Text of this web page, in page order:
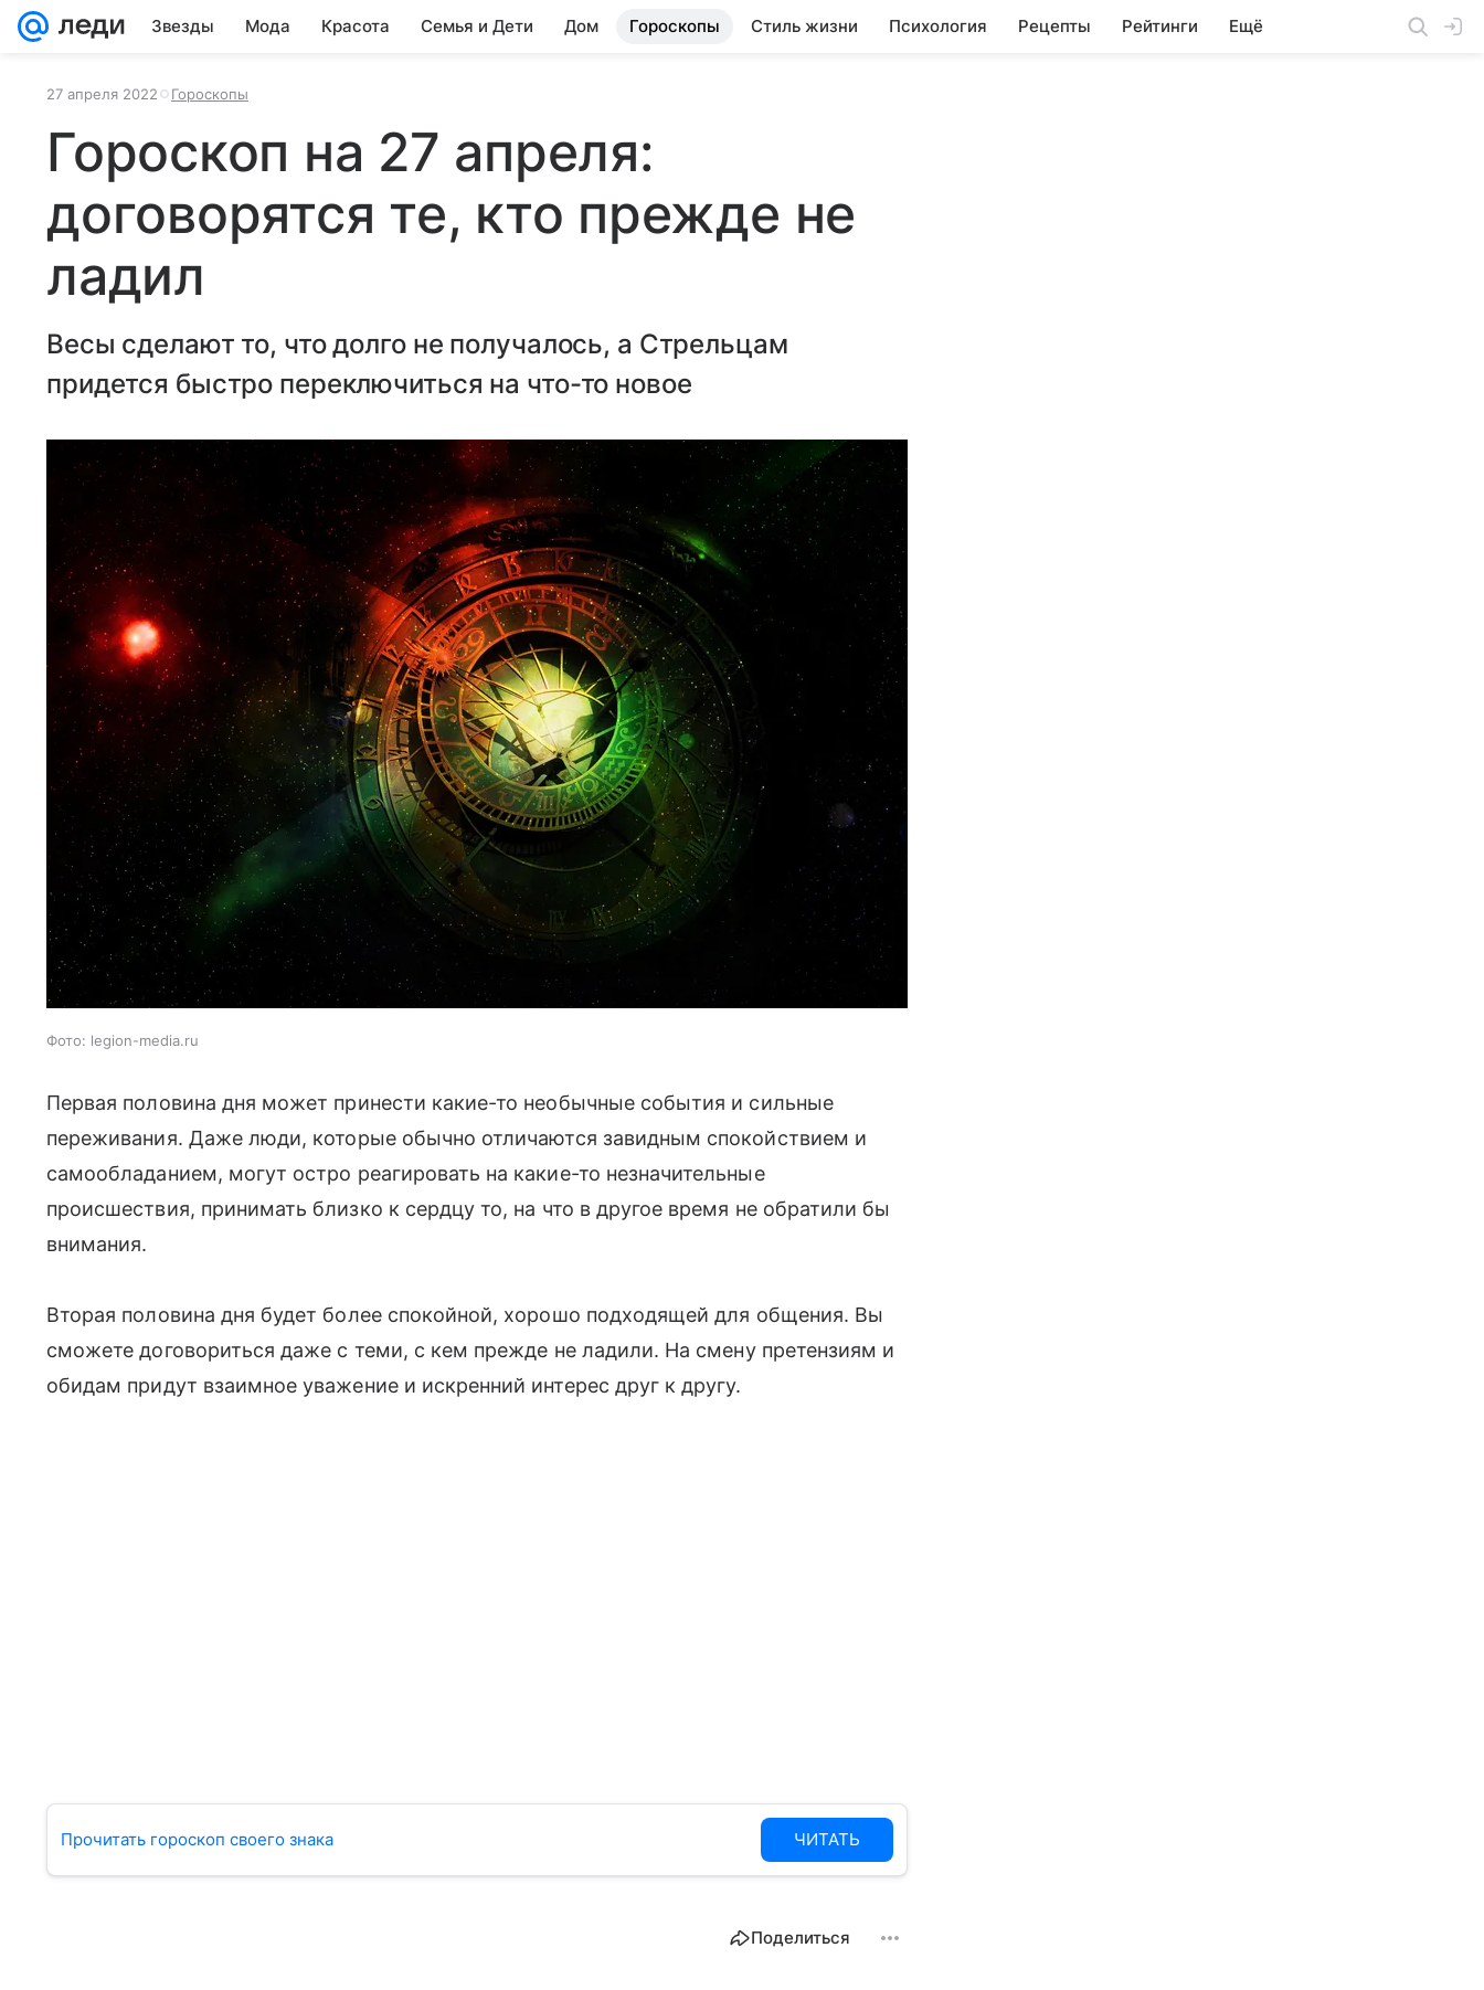
Звезды Мода Красота Семья и Дети Дом Гороскопы Стиль жизни Психология Рецепты Рейтинги Ещё
27 апреля 2022 Гороскопы
Гороскоп на 27 апреля:
договорятся те, кто прежде не
ладил
Весы сделают то, что долго не получалось, а Стрельцам
придется быстро переключиться на что-то новое
Фото: legion-media.ru
Первая половина дня может принести какие-то необычные события и сильные
переживания. Даже люди, которые обычно отличаются завидным спокойствием и
самообладанием, могут остро реагировать на какие-то незначительные
происшествия, принимать близко к сердцу то, на что в другое время не обратили бы
внимания.
Вторая половина дня будет более спокойной, хорошо подходящей для общения. Вы
сможете договориться даже с теми, с кем прежде не ладили. На смену претензиям и
обидам придут взаимное уважение и искренний интерес друг к другу.
Прочитать гороскоп своего знака ЧИТАТЬ
Поделиться